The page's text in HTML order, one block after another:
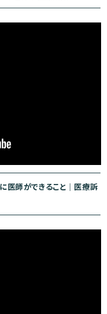
医師ができること｜医療訴